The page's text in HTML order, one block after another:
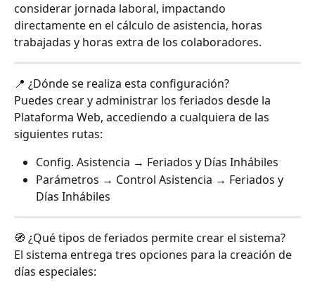
considerar jornada laboral, impactando
directamente en el cálculo de asistencia, horas
trabajadas y horas extra de los colaboradores.
📍 ¿Dónde se realiza esta configuración?
Puedes crear y administrar los feriados desde la
Plataforma Web, accediendo a cualquiera de las
siguientes rutas:
Config. Asistencia → Feriados y Días Inhábiles
Parámetros → Control Asistencia → Feriados y
Días Inhábiles
🧭 ¿Qué tipos de feriados permite crear el sistema?
El sistema entrega tres opciones para la creación de
días especiales: